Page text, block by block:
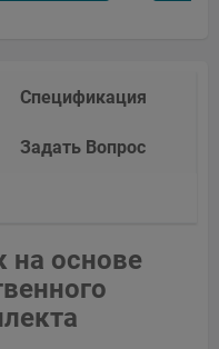
Спецификация
Задать Вопрос
основе